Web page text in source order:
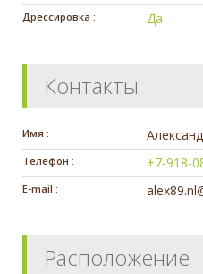
Дрессировка : Да
Контакты
Имя :
Телефон : +7-918-
E-mail :
Расположение